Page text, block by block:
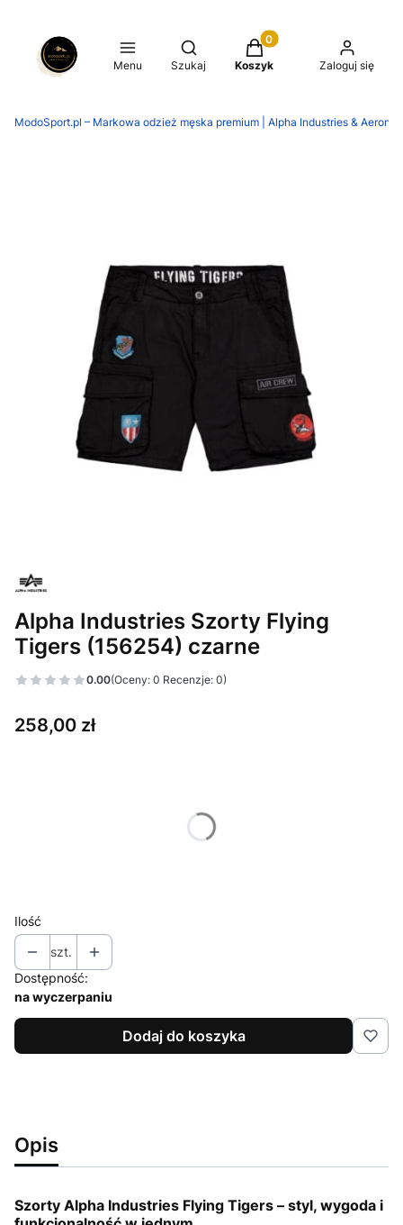
Menu
Otwórz wyszukiwarkę
Szukaj
Produkty w koszyku: 0.
Koszyk Zaloguj się
ModoSport.pl – Markowa odzież męska premium | Alpha Industries &
Alpha Industries Szorty Flying
Tigers (156254) czarne
0.00(Oceny: 0 Recenzje: 0)
Cena
258,00 zł
Ilość
szt.
Dostępność:
na wyczerpaniu
Dodaj do koszyka
Opis
Szorty Alpha Industries Flying Tigers – styl, wygoda i